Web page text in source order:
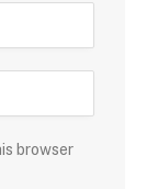
browser